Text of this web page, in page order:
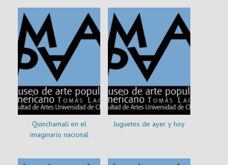
Quinchamalí en el
imaginario nacional
Juguetes de ayer y hoy